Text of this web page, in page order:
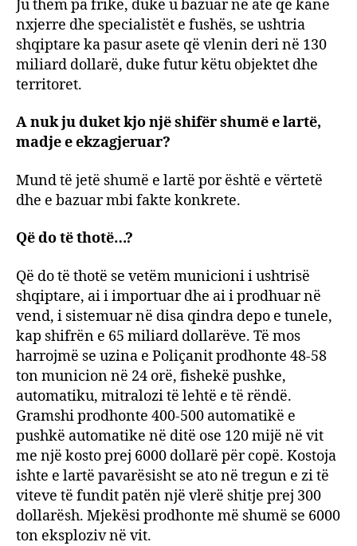
Ju them pa frikë, duke u bazuar në atë që kanë
nxjerre dhe specialistët e fushës, se ushtria
shqiptare ka pasur asete që vlenin deri në 130
miliard dollarë, duke futur këtu objektet dhe
territoret.
A nuk ju duket kjo një shifër shumë e lartë,
madje e ekzagjeruar?
Mund të jetë shumë e lartë por është e vërtetë
dhe e bazuar mbi fakte konkrete.
Që do të thotë…?
Që do të thotë se vetëm municioni i ushtrisë
shqiptare, ai i importuar dhe ai i prodhuar në
vend, i sistemuar në disa qindra depo e tunele,
kap shifrën e 65 miliard dollarëve. Të mos
harrojmë se uzina e Poliçanit prodhonte 48-58
ton municion në 24 orë, fishekë pushke,
automatiku, mitralozi të lehtë e të rëndë.
Gramshi prodhonte 400-500 automatikë e
pushkë automatike në ditë ose 120 mijë në vit
me një kosto prej 6000 dollarë për copë. Kostoja
ishte e lartë pavarësisht se ato në tregun e zi të
viteve të fundit patën një vlerë shitje prej 300
dollarësh. Mjekësi prodhonte më shumë se 6000
ton eksploziv në vit.